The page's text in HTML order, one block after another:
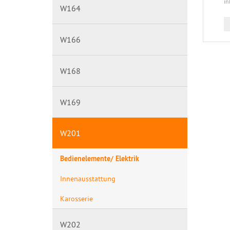
W164
W166
W168
W169
W201
Bedienelemente/ Elektrik
Innenausstattung
Karosserie
W202